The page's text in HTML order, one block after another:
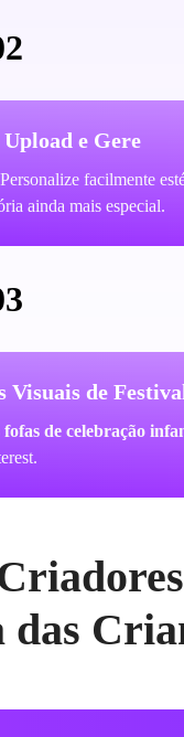
Upload e Gere
facilmente
ainda mais especial.
Visuais de
fofas de celebração